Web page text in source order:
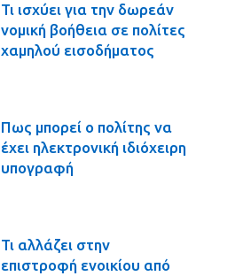
Τι ισχύει για την δωρεάν
νομική βοήθεια σε πολίτες
χαμηλού εισοδήματος
Πως μπορεί ο πολίτης να
έχει ηλεκτρονική ιδιόχειρη
υπογραφή
Τι αλλάζει στην
επιστροφή ενοικίου από